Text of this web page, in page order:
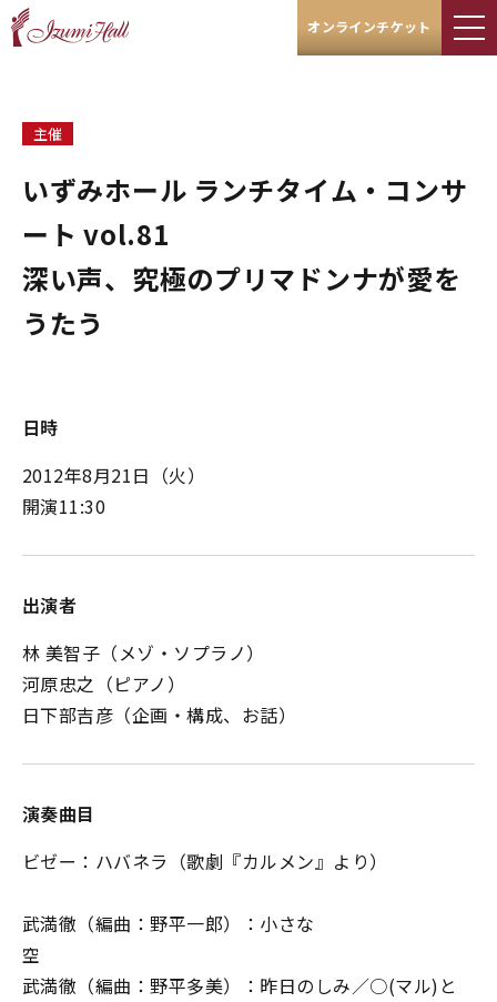
オンラインチケット
主催
いずみホール ランチタイム・コンサ
ート vol.81
深い声、究極のプリマドンナが愛を
うたう
日時
2012年8月21日（火）
開演11:30
出演者
林 美智子（メゾ・ソプラノ）
河原忠之（ピアノ）
日下部吉彦（企画・構成、お話）
演奏曲目
ビゼー：ハバネラ（歌劇『カルメン』より）
武満徹（編曲：野平一郎）：小さな
空
武満徹（編曲：野平多美）：昨日のしみ／○(マル)と